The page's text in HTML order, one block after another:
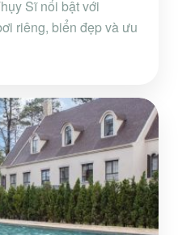
Sĩ nổi bật với
riêng, biển đẹp và ưu